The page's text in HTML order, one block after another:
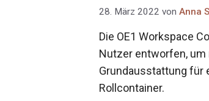
28. März 2022 von Anna
Die OE1 Workspace
Nutzer entworfen,
Grundausstattung für
Rollcontainer.